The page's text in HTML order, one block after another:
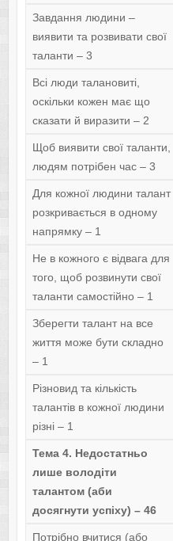
Завдання людини –
виявити та розвивати свої
таланти – 3
Всі люди талановиті,
оскільки кожен має що
сказати й виразити – 2
Щоб виявити свої таланти,
людям потрібен час – 3
Для кожної людини талант
розкривається в одному
напрямку – 1
Не в кожного є відвага для
того, щоб розвинути свої
таланти самостійно – 1
Зберегти талант на все
життя може бути складно
– 1
Різновид та кількість
талантів в кожної людини
різні – 1
Тема 4. Недостатньо
лише володіти
талантом (аби
досягнути успіху) – 46
Потрібно вчитися (або